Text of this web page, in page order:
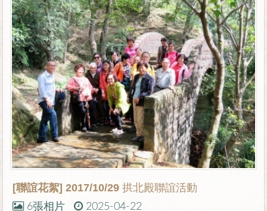
[聯誼花絮] 2017/10/29 拱北殿聯誼活動
6張相片 2025-04-22